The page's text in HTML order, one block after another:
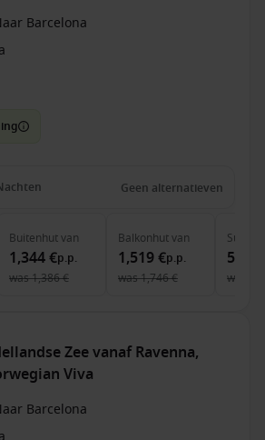
Barcelona
Geen alternatieven
Buitenhutvan
1,344 €p.p.
was1,386 €
Balkonhutvan
1,519 €p.p.
was1,746 €
Suite
was
Zee vanaf Ravenna,
Viva
Barcelona